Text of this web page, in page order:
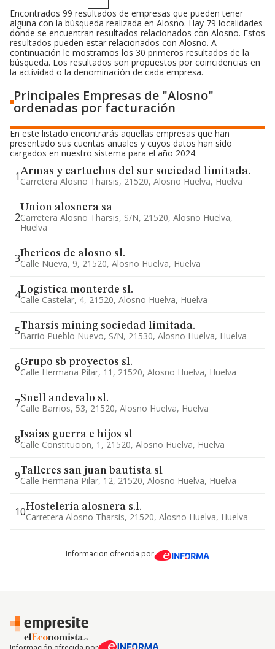
Encontrados 99 resultados de empresas que pueden tener
alguna con la búsqueda realizada en Alosno. Hay 79 localidades
donde se encuentran resultados relacionados con Alosno. Estos
resultados pueden estar relacionados con Alosno. A
continuación le mostramos los 30 primeros resultados de la
búsqueda. Los resultados son propuestos por coincidencias en
la actividad o la denominación de cada empresa.
Principales Empresas de "Alosno"
ordenadas por facturación
En este listado encontrarás aquellas empresas que han
presentado sus cuentas anuales y cuyos datos han sido
cargados en nuestro sistema para el año 2024.
1Armas y cartuchos del sur sociedad limitada.
Carretera Alosno Tharsis, 21520, Alosno Huelva, Huelva
2
Union alosnera sa
Carretera Alosno Tharsis, S/n, 21520, Alosno Huelva,
Huelva
3Ibericos de alosno sl.
Calle Nueva, 9, 21520, Alosno Huelva, Huelva
4Logistica monterde sl.
Calle Castelar, 4, 21520, Alosno Huelva, Huelva
5Tharsis mining sociedad limitada.
Barrio Pueblo Nuevo, S/n, 21530, Alosno Huelva, Huelva
6Grupo sb proyectos sl.
Calle Hermana Pilar, 11, 21520, Alosno Huelva, Huelva
7Snell andevalo sl.
Calle Barrios, 53, 21520, Alosno Huelva, Huelva
8Isaias guerra e hijos sl
Calle Constitucion, 1, 21520, Alosno Huelva, Huelva
9Talleres san juan bautista sl
Calle Hermana Pilar, 12, 21520, Alosno Huelva, Huelva
10Hosteleria alosnera s.l.
Carretera Alosno Tharsis, 21520, Alosno Huelva, Huelva
Informacion ofrecida por